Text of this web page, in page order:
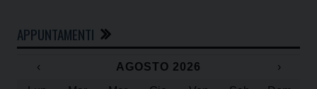
APPUNTAMENTI
‹ AGOSTO 2026
›